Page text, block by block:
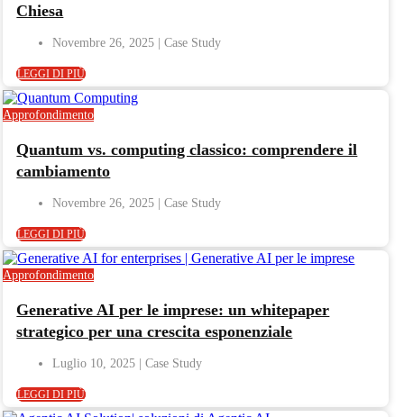
Chiesa
Novembre 26, 2025
LEGGI DI PIÙ
Approfondimento
Quantum vs. computing classico: comprendere il
cambiamento
Novembre 26, 2025
LEGGI DI PIÙ
Approfondimento
Generative AI per le imprese: un whitepaper
strategico per una crescita esponenziale
Luglio 10, 2025
LEGGI DI PIÙ